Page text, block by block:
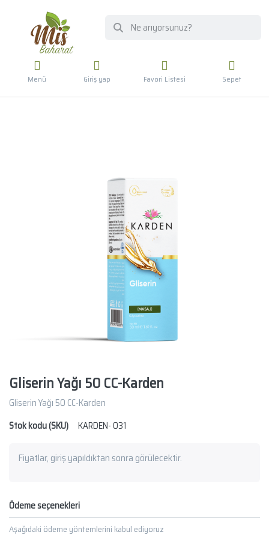
Menü Giriş yap Favori Listesi Sepet
Gliserin Yağı 50 CC-Karden
Gliserin Yağı 50 CC-Karden
Stok kodu (SKU)
KARDEN- 031
Fiyatlar, giriş yapıldıktan sonra görülecektir.
Ödeme seçenekleri
Aşağıdaki ödeme yöntemlerini kabul ediyoruz